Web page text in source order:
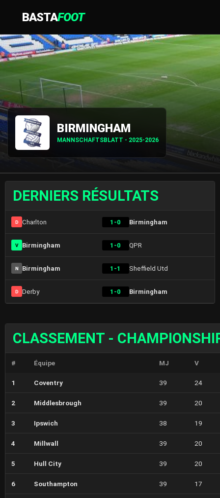
BASTAFOOT
BIRMINGHAM
MANNSCHAFTSBLATT - 2025-2026
DERNIERS RÉSULTATS
D Charlton 1-0 Birmingham
V Birmingham 1-0 QPR
N Birmingham 1-1 Sheffield Utd
D Derby 1-0 Birmingham
CLASSEMENT -
# Équipe MJ V
1 Coventry 39 24
2 Middlesbrough 39 20
3 Ipswich 38 19
4 Millwall 39 20
5 Hull City 39 20
6 Southampton 39 17